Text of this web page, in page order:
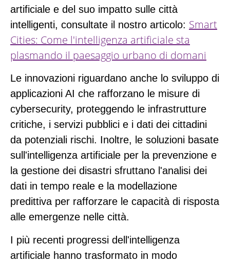
artificiale e del suo impatto sulle città
intelligenti, consultate il nostro articolo: Smart
Cities: Come l'intelligenza artificiale sta
plasmando il paesaggio urbano di domani
Le innovazioni riguardano anche lo sviluppo di
applicazioni AI che rafforzano le misure di
cybersecurity, proteggendo le infrastrutture
critiche, i servizi pubblici e i dati dei cittadini
da potenziali rischi. Inoltre, le soluzioni basate
sull'intelligenza artificiale per la prevenzione e
la gestione dei disastri sfruttano l'analisi dei
dati in tempo reale e la modellazione
predittiva per rafforzare le capacità di risposta
alle emergenze nelle città.
I più recenti progressi dell'intelligenza
artificiale hanno trasformato in modo